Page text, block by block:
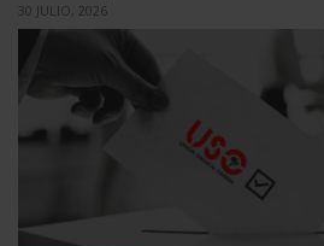
30 JULIO, 2026